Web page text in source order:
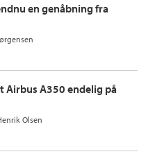
en genåbning fra
Airbus A350 endelig på
Olsen